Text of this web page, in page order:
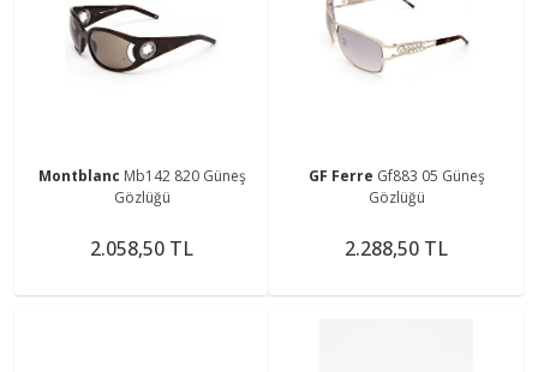
Montblanc Mb142 820 Güneş
Gözlüğü
2.058,50 TL
GF Ferre Gf883 05 Güneş
Gözlüğü
2.288,50 TL